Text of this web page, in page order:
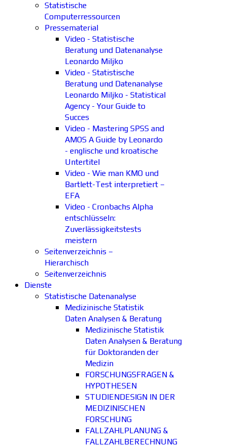
Statistische
Computerressourcen
Pressematerial
Video - Statistische
Beratung und Datenanalyse
Leonardo Miljko
Video - Statistische
Beratung und Datenanalyse
Leonardo Miljko - Statistical
Agency - Your Guide to
Succes
Video - Mastering SPSS and
AMOS A Guide by Leonardo
- englische und kroatische
Untertitel
Video - Wie man KMO und
Bartlett-Test interpretiert –
EFA
Video - Cronbachs Alpha
entschlüsseln:
Zuverlässigkeitstests
meistern
Seitenverzeichnis –
Hierarchisch
Seitenverzeichnis
Dienste
Statistische Datenanalyse
Medizinische Statistik
Daten Analysen & Beratung
Medizinische Statistik
Daten Analysen & Beratung
für Doktoranden der
Medizin
FORSCHUNGSFRAGEN &
HYPOTHESEN
STUDIENDESIGN IN DER
MEDIZINISCHEN
FORSCHUNG
FALLZAHLPLANUNG &
FALLZAHLBERECHNUNG